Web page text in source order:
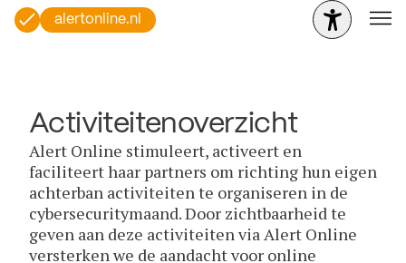
alertonline.nl
Activiteitenoverzicht
Alert Online stimuleert, activeert en
faciliteert haar partners om richting hun eigen
achterban activiteiten te organiseren in de
cybersecuritymaand. Door zichtbaarheid te
geven aan deze activiteiten via Alert Online
versterken we de aandacht voor online